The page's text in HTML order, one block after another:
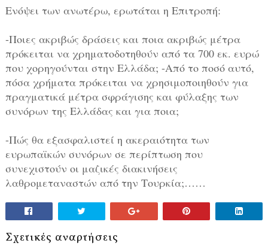
Ενόψει των ανωτέρω, ερωτάται η Επιτροπή:
-Ποιες ακριβώς δράσεις και ποια ακριβώς μέτρα
πρόκειται να χρηματοδοτηθούν από τα 700 εκ. ευρώ
που χορηγούνται στην Ελλάδα; -Από το ποσό αυτό,
πόσα χρήματα πρόκειται να χρησιμοποιηθούν για
πραγματικά μέτρα σφράγισης και φύλαξης των
συνόρων της Ελλάδας και για ποια;
-Πώς θα εξασφαλιστεί η ακεραιότητα των
ευρωπαϊκών συνόρων σε περίπτωση που
συνεχιστούν οι μαζικές διακινήσεις
λαθρομεταναστών από την Τουρκία;……
Σχετικές αναρτήσεις